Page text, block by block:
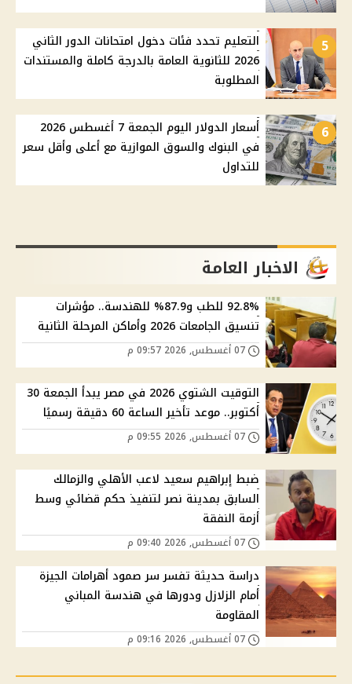
5
التعليم تحدد فئات دخول امتحانات الدور الثاني
2026 للثانوية العامة بالدرجة كاملة والمستندات
المطلوبة
6
أسعار الدولار اليوم الجمعة 7 أغسطس 2026
في البنوك والسوق الموازية مع أعلى وأقل سعر
للتداول
الاخبار العامة
92.8% للطب و87.9% للهندسة.. مؤشرات
تنسيق الجامعات 2026 وأماكن المرحلة الثانية
التوقيت الشتوي 2026 في مصر يبدأ الجمعة 30
أكتوبر.. موعد تأخير الساعة 60 دقيقة رسميًا
ضبط إبراهيم سعيد لاعب الأهلي والزمالك
السابق بمدينة نصر لتنفيذ حكم قضائي وسط
أزمة النفقة
دراسة حديثة تفسر سر صمود أهرامات الجيزة
أمام الزلازل ودورها في هندسة المباني
المقاومة